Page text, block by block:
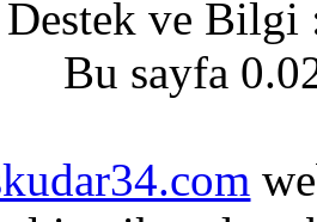
Destek ve
Bu sayfa